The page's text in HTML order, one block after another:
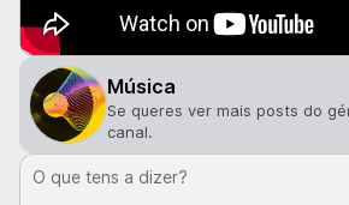
Música
Se queres ver mais posts do
canal.
O que tens a dizer?